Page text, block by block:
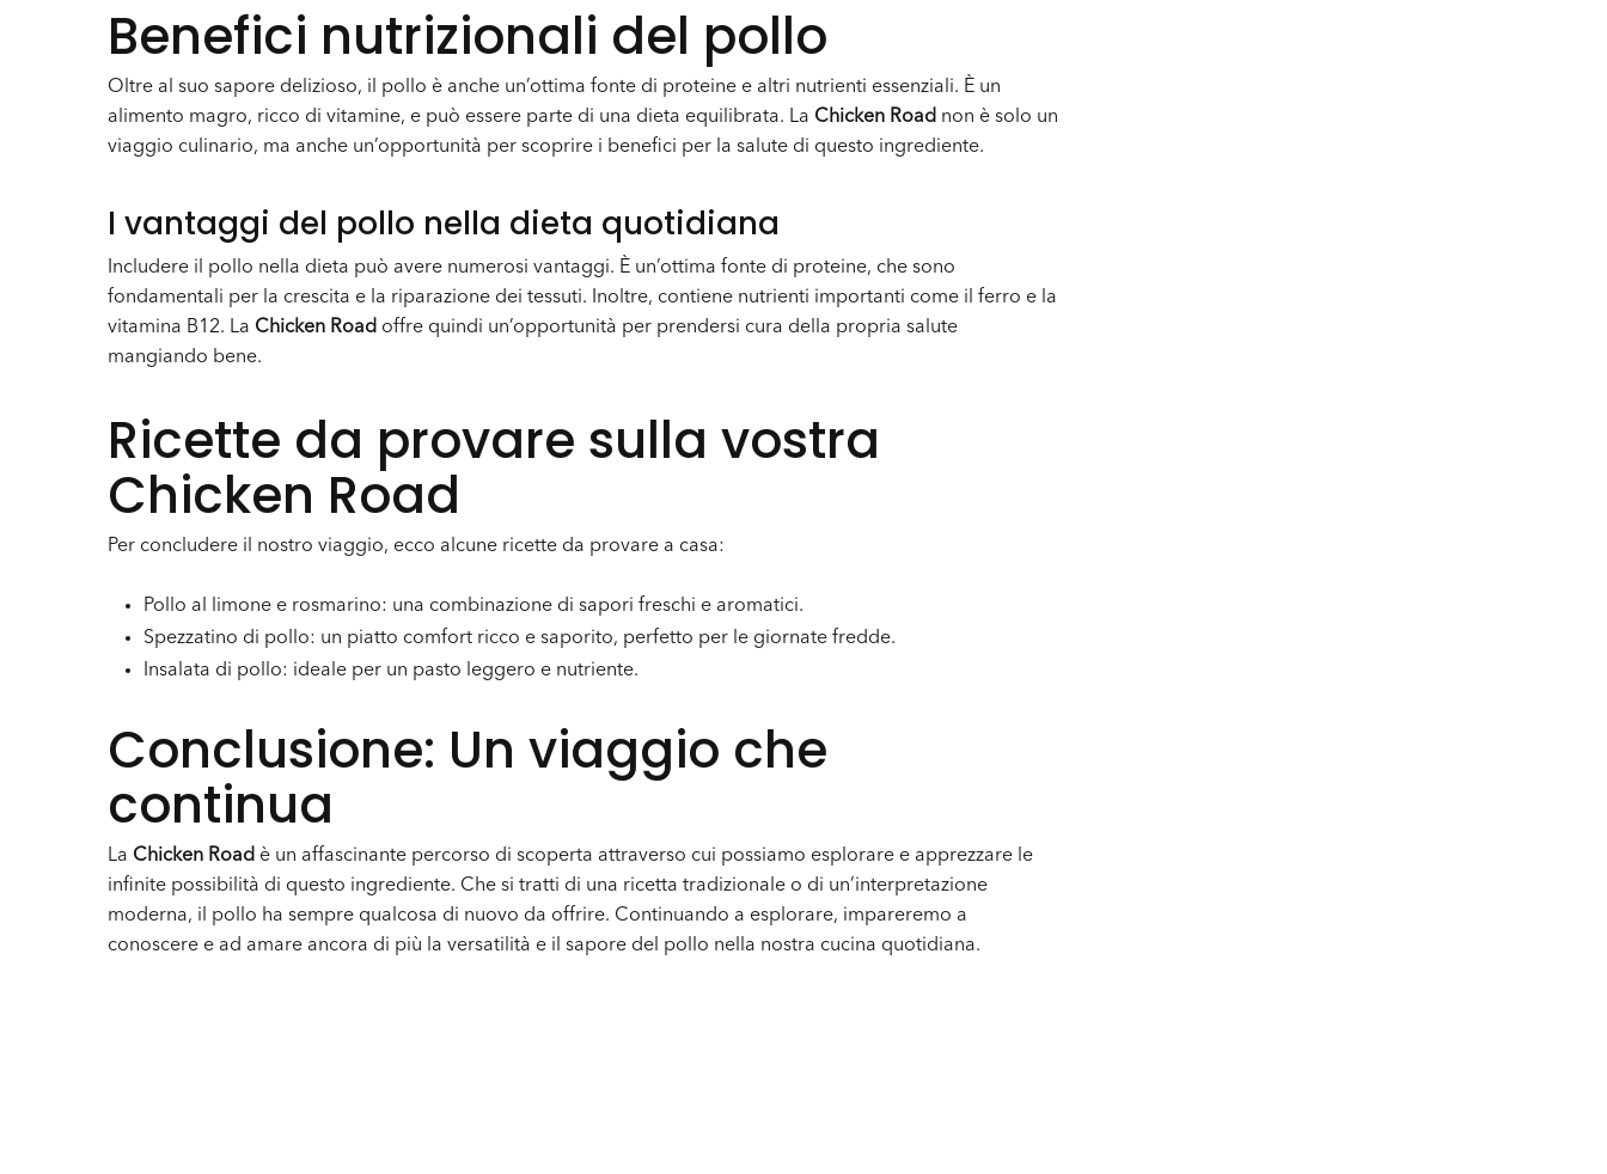
Benefici nutrizionali del pollo
Oltre al suo sapore delizioso, il pollo è anche un’ottima fonte di proteine e altri nutrienti essenziali. È un
alimento magro, ricco di vitamine, e può essere parte di una dieta equilibrata. La Chicken Road non è solo un
viaggio culinario, ma anche un’opportunità per scoprire i benefici per la salute di questo ingrediente.
I vantaggi del pollo nella dieta quotidiana
Includere il pollo nella dieta può avere numerosi vantaggi. È un’ottima fonte di proteine, che sono
fondamentali per la crescita e la riparazione dei tessuti. Inoltre, contiene nutrienti importanti come il ferro e la
vitamina B12. La Chicken Road offre quindi un’opportunità per prendersi cura della propria salute
mangiando bene.
Ricette da provare sulla vostra
Chicken Road
Per concludere il nostro viaggio, ecco alcune ricette da provare a casa:
Pollo al limone e rosmarino: una combinazione di sapori freschi e aromatici.
Spezzatino di pollo: un piatto comfort ricco e saporito, perfetto per le giornate fredde.
Insalata di pollo: ideale per un pasto leggero e nutriente.
Conclusione: Un viaggio che
continua
La Chicken Road è un affascinante percorso di scoperta attraverso cui possiamo esplorare e apprezzare le
infinite possibilità di questo ingrediente. Che si tratti di una ricetta tradizionale o di un’interpretazione
moderna, il pollo ha sempre qualcosa di nuovo da offrire. Continuando a esplorare, impareremo a
conoscere e ad amare ancora di più la versatilità e il sapore del pollo nella nostra cucina quotidiana.